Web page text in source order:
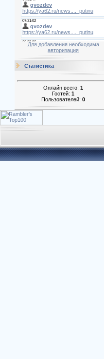
Для добавления необходима
авторизация
Статистика
Онлайн всего: 1
Гостей: 1
Пользователей: 0